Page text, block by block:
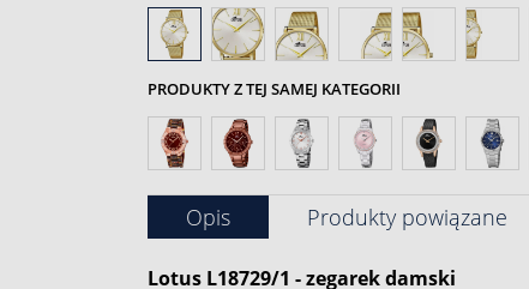
PRODUKTY Z TEJ SAMEJ KATEGORII
Opis Produkty powiązane
Lotus L18729/1 - zegarek damski